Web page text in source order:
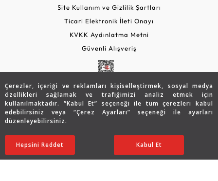
Çerezler, içeriği ve reklamları kişiselleştirmek, sosyal medya
özellikleri sağlamak ve trafiğimizi analiz etmek için
kullanılmaktadır. “Kabul Et” seçeneği ile tüm çerezleri kabul
edebilirsiniz veya “Çerez Ayarları” seçeneği ile ayarları
düzenleyebilirsiniz.
Ayarları Düzenle
Hepsini Reddet Kabul Et
95.378 TL
90.609 TL SATIN ALIN
Site Kullanım ve Gizlilik Şartları
Ticari Elektronik İleti Onayı
KVKK Aydınlatma Metni
Güvenli Alışveriş
Copyright © 2026 Assos Pırlanta - Bu sitenin tüm hakları